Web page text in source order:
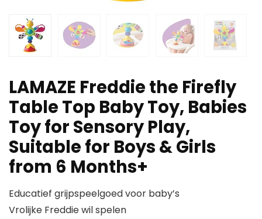
LAMAZE Freddie the Firefly
Table Top Baby Toy, Babies
Toy for Sensory Play,
Suitable for Boys & Girls
from 6 Months+
Educatief grijpspeelgoed voor baby’s
Vrolijke Freddie wil spelen